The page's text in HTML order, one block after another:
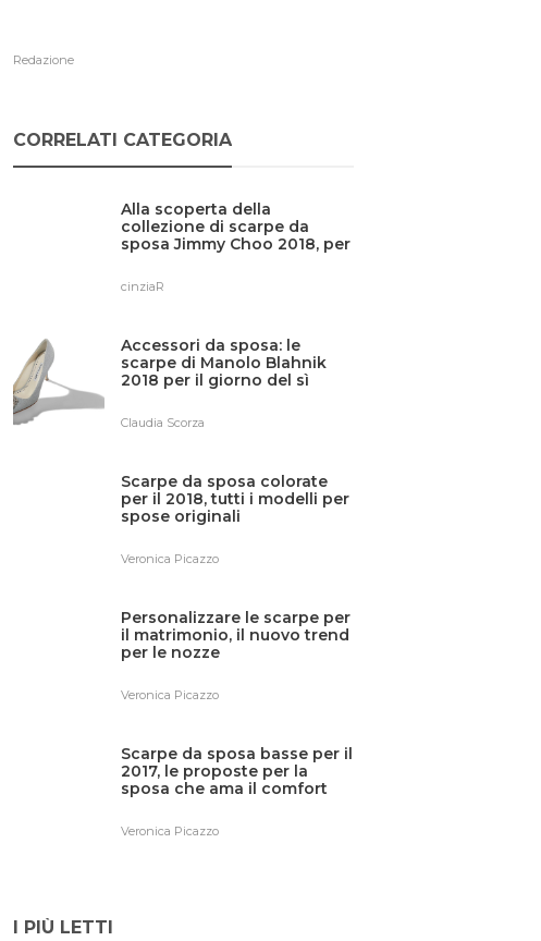
Redazione
CORRELATI CATEGORIA
Alla scoperta della
collezione di scarpe da
sposa Jimmy Choo 2018, per
cinziaR
Accessori da sposa: le
scarpe di Manolo Blahnik
2018 per il giorno del sì
Claudia Scorza
Scarpe da sposa colorate
per il 2018, tutti i modelli per
spose originali
Veronica Picazzo
Personalizzare le scarpe per
il matrimonio, il nuovo trend
per le nozze
Veronica Picazzo
Scarpe da sposa basse per il
2017, le proposte per la
sposa che ama il comfort
Veronica Picazzo
I PIÙ LETTI